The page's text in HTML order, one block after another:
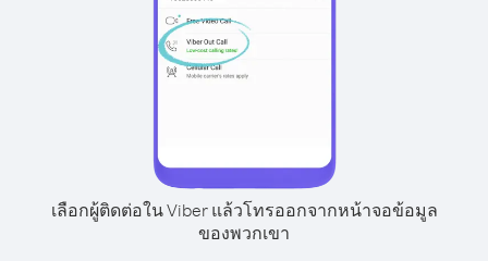
เลือกผู้ติดต่อใน Viber แล้วโทรออกจากหน้าจอข้อมูล
ของพวกเขา